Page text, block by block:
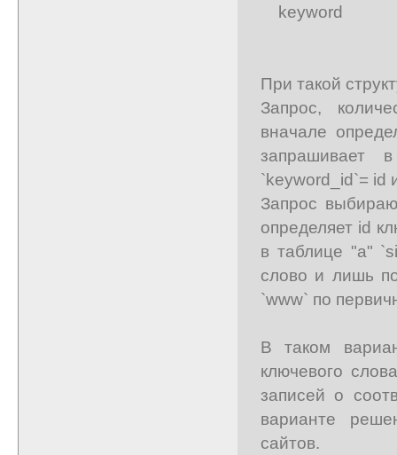
keyword
При такой
Запрос,
вначале
запрашивает
`keyword_id`= id
Запрос
определяет id
в таблице "а"
слово и лишь
`www` по
В таком
ключевого
записей о
варианте
сайтов.